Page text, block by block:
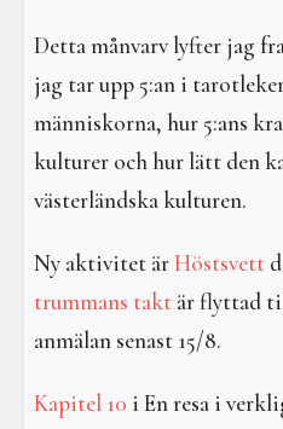
Detta månvarv lyfter jag
jag tar upp 5:an i
människorna, hur 5:ans
kulturer och hur lätt den
västerländska kulturen.
Ny aktivitet ärHöstsvett
trummans takt är flyttad
anmälan senast 15/8.
Kapitel 10 i En resa i